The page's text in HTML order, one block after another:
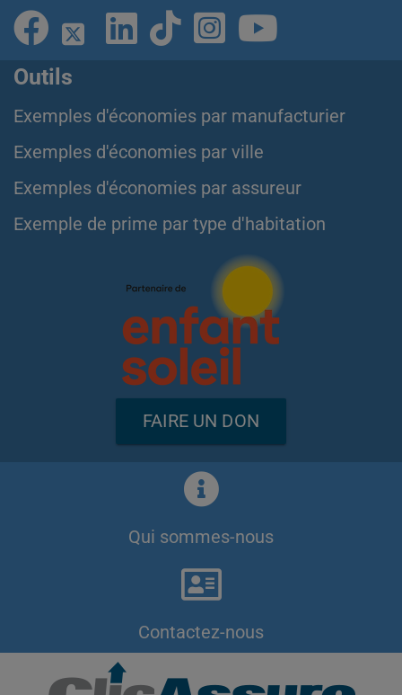
Outils
Exemples d'économies par manufacturier
Exemples d'économies par ville
Exemples d'économies par assureur
Exemple de prime par type d'habitation
FAIRE UN DON
Qui sommes-nous
Contactez-nous